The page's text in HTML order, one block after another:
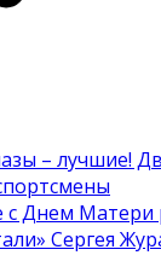
– лучшие!
с Днем Матери
Сергея